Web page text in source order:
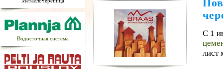
Водосточная система
С 1